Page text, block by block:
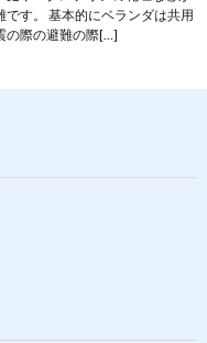
す。 基本的にベランダは共用
の際の避難の際[…]